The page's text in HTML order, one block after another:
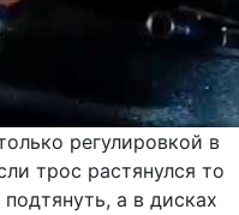
регулировкой в
трос растянулся то
а в дисках